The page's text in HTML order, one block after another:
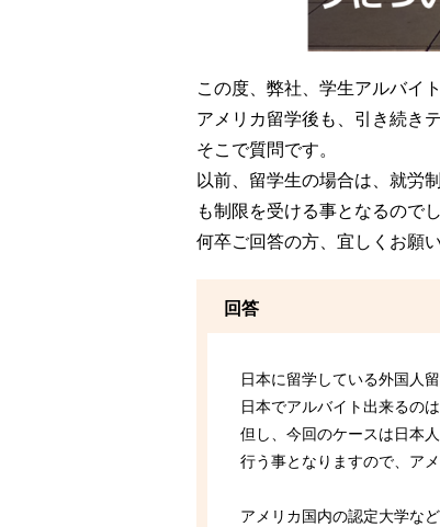
この度、弊社、学生アルバイ
アメリカ留学後も、引き続き
そこで質問です。
以前、留学生の場合は、就労
も制限を受ける事となるので
何卒ご回答の方、宜しくお願
回答
日本に留学している外国人
日本でアルバイト出来るの
但し、今回のケースは日本
行う事となりますので、ア
アメリカ国内の認定大学な